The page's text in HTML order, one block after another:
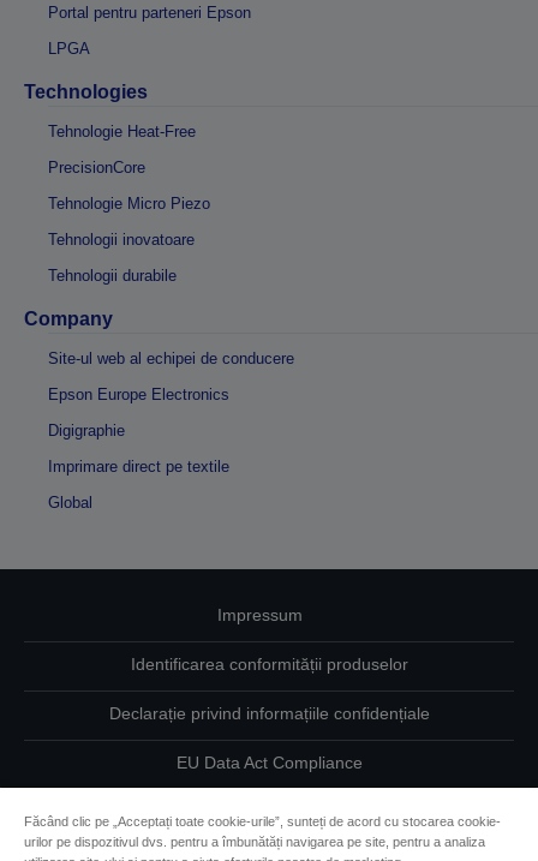
Portal pentru parteneri Epson
LPGA
Technologies
Tehnologie Heat-Free
PrecisionCore
Tehnologie Micro Piezo
Tehnologii inovatoare
Tehnologii durabile
Company
Site-ul web al echipei de conducere
Epson Europe Electronics
Digigraphie
Imprimare direct pe textile
Global
Impressum
Identificarea conformității produselor
Declarație privind informațiile confidențiale
EU Data Act Compliance
Făcând clic pe „Acceptați toate cookie-urile”, sunteți de acord cu stocarea cookie-
urilor pe dispozitivul dvs. pentru a îmbunătăți navigarea pe site, pentru a analiza